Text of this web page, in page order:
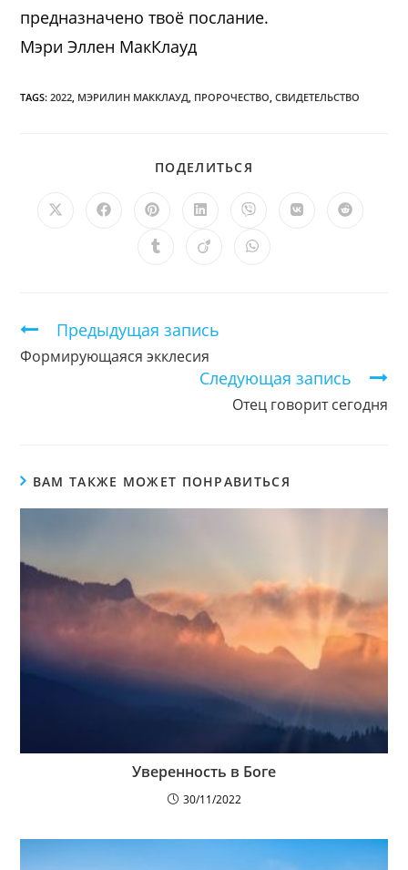
предназначено твоё послание.
Мэри Эллен МакКлауд
TAGS:2022 МЭРИЛИН МАККЛАУД ПРОРОЧЕСТВО СВИДЕТЕЛЬСТВО
ПОДЕЛИТЬСЯ
Открывается
Открывается
новом
Открывается
в
новом
Открывается
новом
Открывается
новом
Открывается
Открывается
ОткрываетсяОткрывается
Продолжить
чтение
Предыдущая запись
Формирующаяся экклесия
Следующая запись
Отец говорит сегодня
ВАМ ТАКЖЕ МОЖЕТ ПОНРАВИТЬСЯ
Уверенность в Боге
30/11/2022